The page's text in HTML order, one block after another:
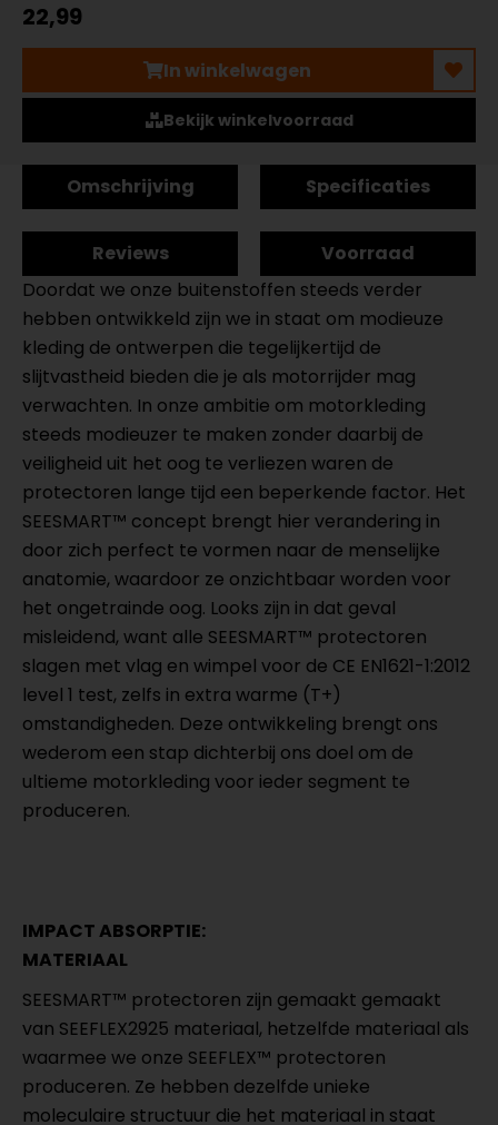
22,99
In winkelwagen
Bekijk winkelvoorraad
Omschrijving Specificaties
Reviews
Voorraad
Doordat we onze buitenstoffen steeds verder
hebben ontwikkeld zijn we in staat om modieuze
kleding de ontwerpen die tegelijkertijd de
slijtvastheid bieden die je als motorrijder mag
verwachten. In onze ambitie om motorkleding
steeds modieuzer te maken zonder daarbij de
veiligheid uit het oog te verliezen waren de
protectoren lange tijd een beperkende factor. Het
SEESMART™ concept brengt hier verandering in
door zich perfect te vormen naar de menselijke
anatomie, waardoor ze onzichtbaar worden voor
het ongetrainde oog. Looks zijn in dat geval
misleidend, want alle SEESMART™ protectoren
slagen met vlag en wimpel voor de CE EN1621-1:2012
level 1 test, zelfs in extra warme (T+)
omstandigheden. Deze ontwikkeling brengt ons
wederom een stap dichterbij ons doel om de
ultieme motorkleding voor ieder segment te
produceren.
IMPACT ABSORPTIE:
MATERIAAL
SEESMART™ protectoren zijn gemaakt gemaakt
van SEEFLEX2925 materiaal, hetzelfde materiaal als
waarmee we onze SEEFLEX™ protectoren
produceren. Ze hebben dezelfde unieke
moleculaire structuur die het materiaal in staat